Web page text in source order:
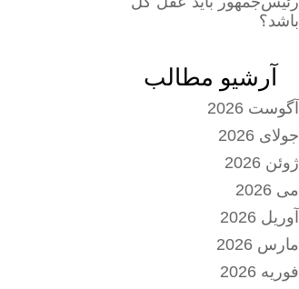
باشد؟
آرشیو مطالب
آگوست 2026
جولای 2026
ژوئن 2026
می 2026
آوریل 2026
مارس 2026
فوریه 2026